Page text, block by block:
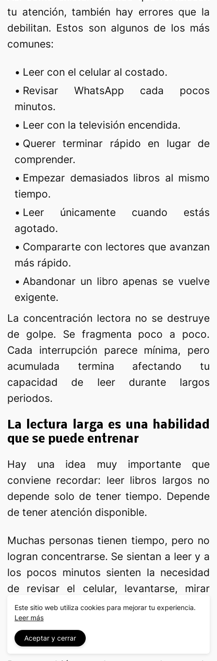
tu atención, también hay errores que la
debilitan. Estos son algunos de los más
comunes:
Leer con el celular al costado.
Revisar WhatsApp cada pocos
minutos.
Leer con la televisión encendida.
Querer terminar rápido en lugar de
comprender.
Empezar demasiados libros al mismo
tiempo.
Leer únicamente cuando estás
agotado.
Compararte con lectores que avanzan
más rápido.
Abandonar un libro apenas se vuelve
exigente.
La concentración lectora no se destruye
de golpe. Se fragmenta poco a poco.
Cada interrupción parece mínima, pero
acumulada termina afectando tu
capacidad de leer durante largos
periodos.
La lectura larga es una habilidad
que se puede entrenar
Hay una idea muy importante que
conviene recordar: leer libros largos no
depende solo de tener tiempo. Depende
de tener atención disponible.
Muchas personas tienen tiempo, pero no
logran concentrarse. Se sientan a leer y a
los pocos minutos sienten la necesidad
de revisar el celular, levantarse, mirar
otra cosa o abandonar el libro. Eso
ocurre porque la mente se ha
acostumbrado a la interrupción.
Este sitio web utiliza cookies para mejorar tu experiencia.
Leer más
Aceptar y cerrar